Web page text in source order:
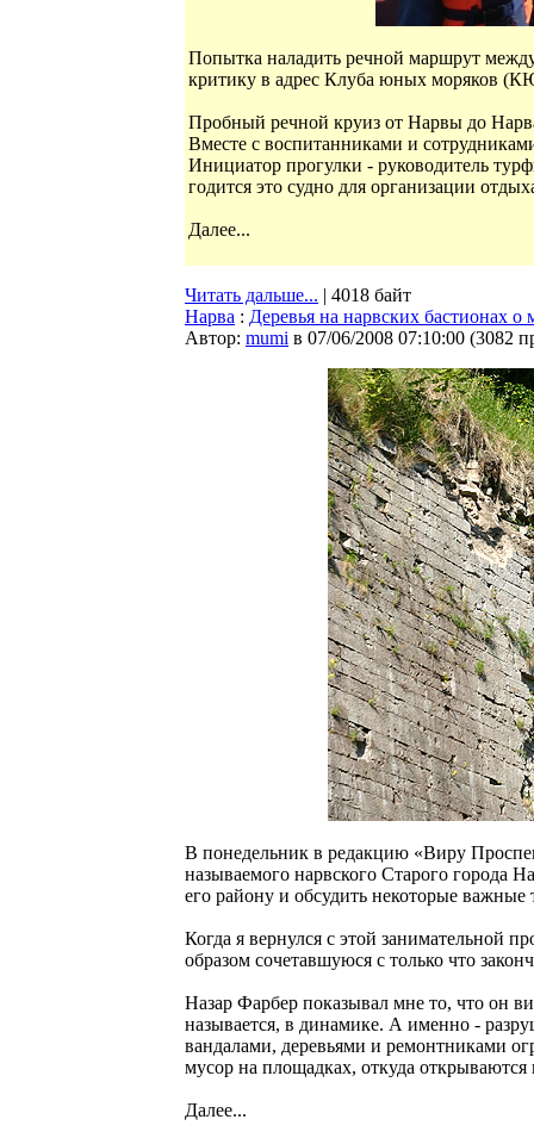
Попытка наладить речной маршрут
критику в адрес Клуба юных моряков
Пробный речной круиз от Нарвы до
Вместе с воспитанниками и
Инициатор прогулки - руководитель
годится это судно для организации
Далее...
Читать дальше... | 4018 байт
Нарва : Деревья на нарвских бастионах о
Автор: mumi в 07/06/2008 07:10:00 (3082
В понедельник в редакцию «Виру
называемого нарвского Старого города
его району и обсудить некоторые важные
Когда я вернулся с этой занимательной
образом сочетавшуюся с только что
Назар Фарбер показывал мне то, что он
называется, в динамике. А именно -
вандалами, деревьями и ремонтниками
мусор на площадках, откуда открываются
Далее...